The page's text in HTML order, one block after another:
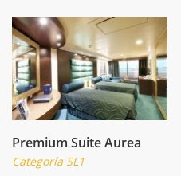
Premium Suite Aurea
Categoría SL1